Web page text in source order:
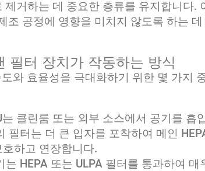
거하는 데 중요한 층류를 유지합니다.
조 공정에 영향을 미치지 않도록 하는
필터 장치가 작동하는 방식
와 효율성을 극대화하기 위한 몇 가지
는 클린룸 또는 외부 소스에서 공기를 흡
필터는 더 큰 입자를 포착하여 메인
하고 연장합니다.
는 HEPA 또는 ULPA 필터를 통과하여 매